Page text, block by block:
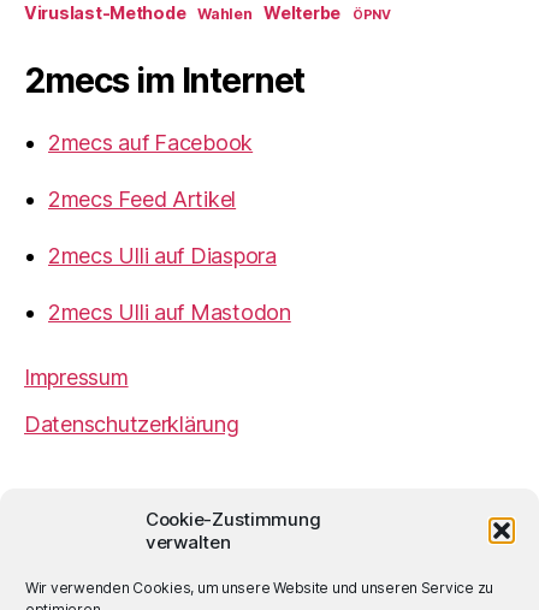
Cookie-Zustimmung
verwalten
Wir verwenden Cookies, um unsere Website und unseren Service zu
Viruslast-Methode Wahlen Welterbe ÖPNV
2mecs im Internet
2mecs auf Facebook
2mecs Feed Artikel
2mecs Ulli auf Diaspora
2mecs Ulli auf Mastodon
Impressum
Datenschutzerklärung
Ulrich Würdemannist sofern nicht
anders angegeben lizenziert unter einer
Creative
Lizenz.